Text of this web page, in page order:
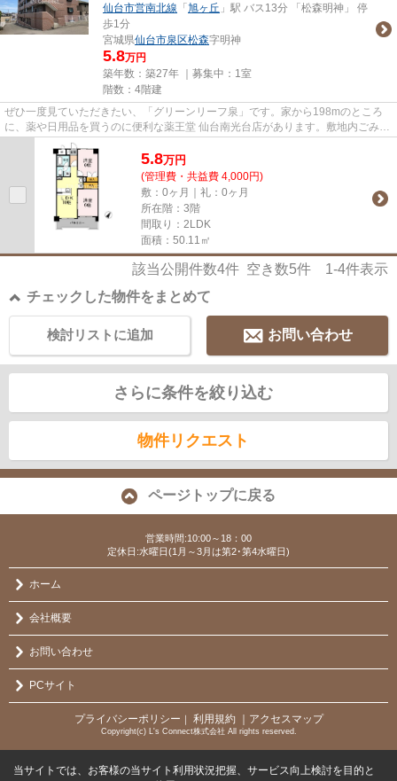
仙台市営南北線 「 旭ヶ丘 」駅 バス13分 「松森明神」 停
歩1分
宮城県仙台市泉区松森字明神
5.8万円
築年数：築27年 ｜募集中： 1室
階数：4階建
ぜひ一度見ていただきたい、「グリーンリーフ泉」です。家から198mのところ
に、薬や日用品を買うのに便利な薬王堂 仙台南光台店があります。敷地内ごみ置
き場のあるマンション。仙台市...
5.8万円
(管理費・共益費 4,000円)
敷：0ヶ月｜礼：0ヶ月
所在階：3階
間取り：2LDK
面積：50.11㎡
該当公開件数4件 空き数5件 1-4件表示
チェックした物件をまとめて
お問い合わせ
検討リストに追加
さらに条件を絞り込む
物件リクエスト
ページトップに戻る
営業時間:10:00～18：00
定休日:水曜日(1月～3月は第2･第4水曜日)
ホーム
会社概要
お問い合わせ
PCサイト
プライバシーポリシー ｜ 利用規約 ｜アクセスマップ
Copyright(c) L's Connect株式会社 All rights reserved.
当サイトでは、お客様の当サイト利用状況把握、サービス向上検討を目的と